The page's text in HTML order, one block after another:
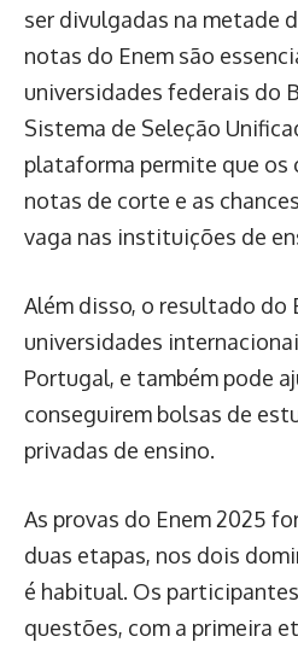
ser divulgadas na metade
notas do Enem são
universidades federais do
Sistema de Seleção
plataforma permite que os
notas de corte e as
vaga nas instituições de
Além disso, o resultado do
universidades
Portugal, e também pode
conseguirem bolsas de
privadas de ensino.
As provas do Enem 2025
duas etapas, nos dois
é habitual. Os
questões, com a primeira